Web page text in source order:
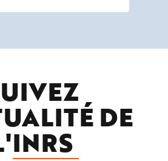
DE
INRS